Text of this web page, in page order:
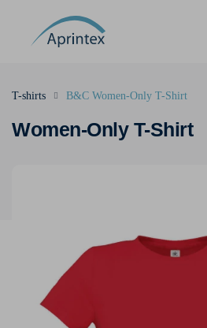
Women-Only T-Shirt
T-shirts B&C Women-Only T-Shirt